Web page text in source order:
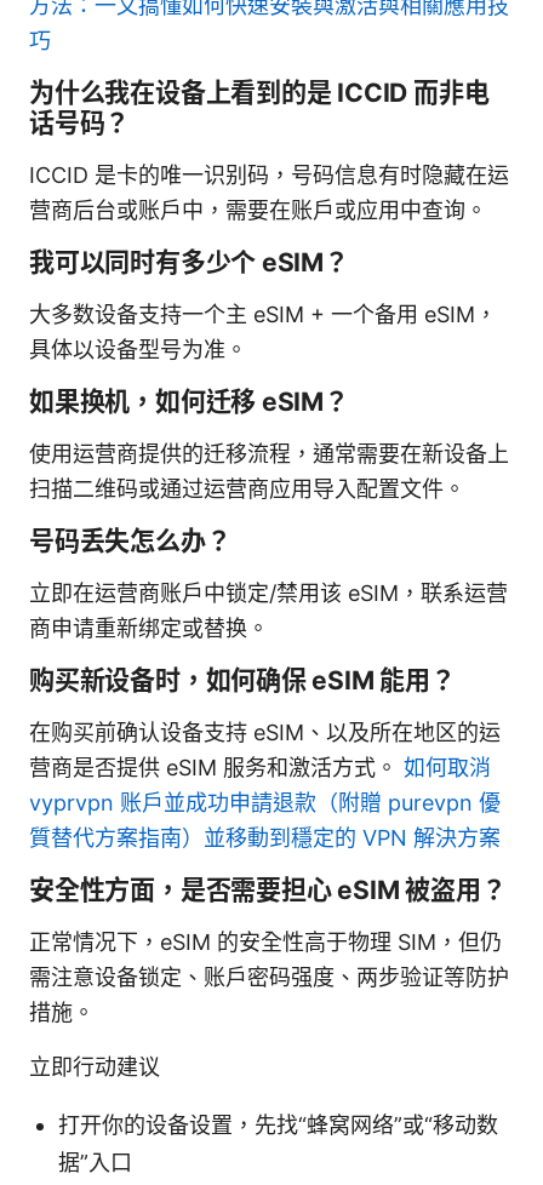
巧
为什么我在设备上看到的是 ICCID 而非电
话号码？
ICCID 是卡的唯一识别码，号码信息有时隐藏在运
营商后台或账户中，需要在账户或应用中查询。
我可以同时有多少个 eSIM？
大多数设备支持一个主 eSIM + 一个备用 eSIM，
具体以设备型号为准。
如果换机，如何迁移 eSIM？
使用运营商提供的迁移流程，通常需要在新设备上
扫描二维码或通过运营商应用导入配置文件。
号码丢失怎么办？
立即在运营商账户中锁定/禁用该 eSIM，联系运营
商申请重新绑定或替换。
购买新设备时，如何确保 eSIM 能用？
在购买前确认设备支持 eSIM、以及所在地区的运
营商是否提供 eSIM 服务和激活方式。 如何取消
vyprvpn 账户並成功申請退款（附贈 purevpn 優
質替代方案指南）並移動到穩定的 VPN 解決方案
安全性方面，是否需要担心 eSIM 被盗用？
正常情况下，eSIM 的安全性高于物理 SIM，但仍
需注意设备锁定、账户密码强度、两步验证等防护
措施。
立即行动建议
打开你的设备设置，先找“蜂窝网络”或“移动数
据”入口